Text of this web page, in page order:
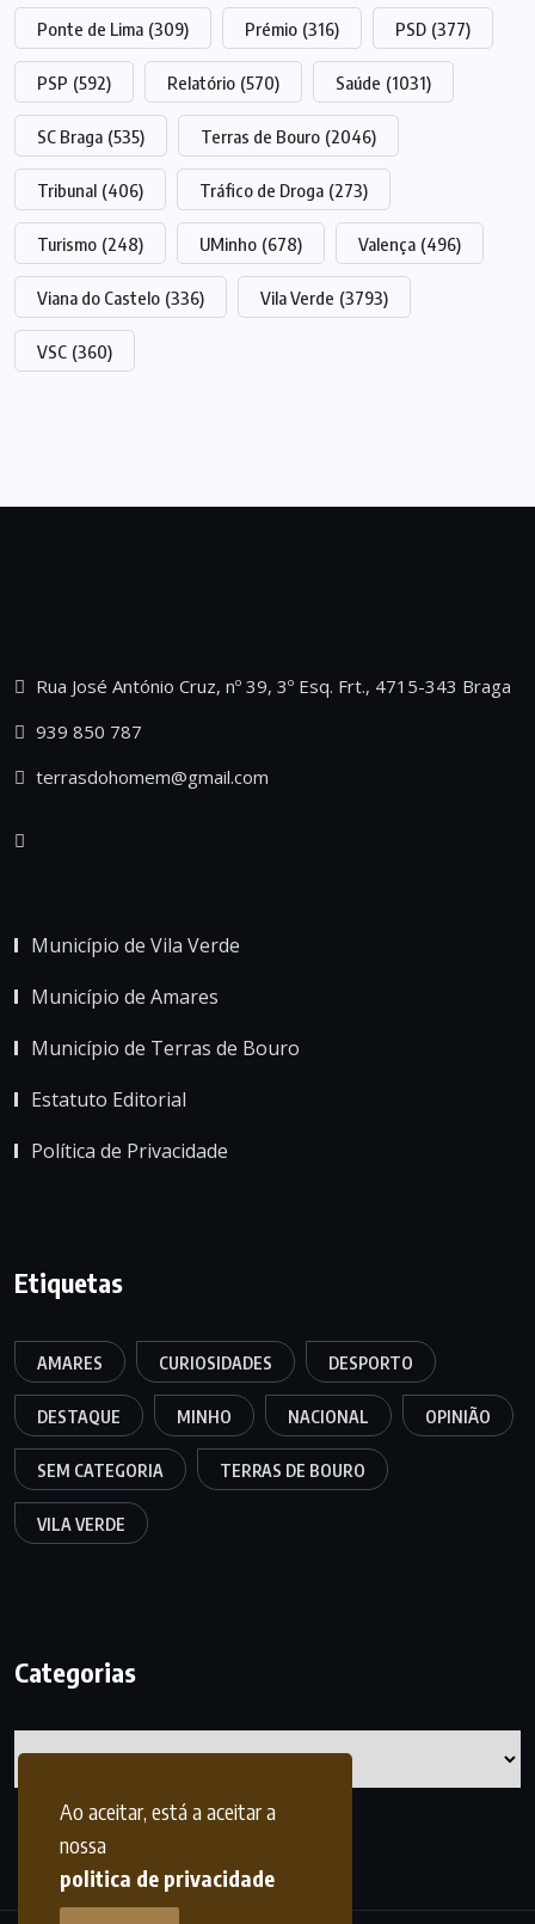
Ao aceitar, está a aceitar a
nossa
politica de privacidade
Ponte de Lima (309) Prémio (316) PSD (377)
PSP (592) Relatório (570) Saúde (1031)
SC Braga (535) Terras de Bouro (2046)
Tribunal (406) Tráfico de Droga (273)
Turismo (248) UMinho (678) Valença (496)
Viana do Castelo (336) Vila Verde (3793)
VSC (360)
Rua José António Cruz, nº 39, 3º Esq. Frt., 4715-343 Braga
939 850 787
terrasdohomem@gmail.com
Município de Vila Verde
Município de Amares
Município de Terras de Bouro
Estatuto Editorial
Política de Privacidade
Etiquetas
AMARES CURIOSIDADES DESPORTO
DESTAQUE MINHO NACIONAL OPINIÃO
SEM CATEGORIA TERRAS DE BOURO
VILA VERDE
Categorias